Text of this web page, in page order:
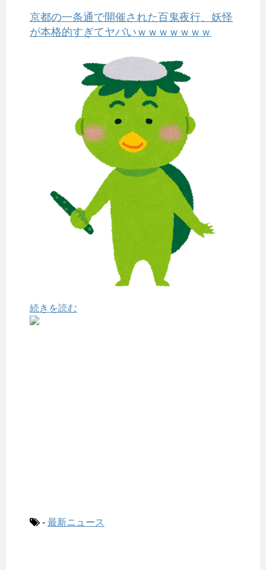
京都の一条通で開催された百鬼夜行、妖怪
が本格的すぎてヤバいｗｗｗｗｗｗｗ
続きを読む
- 最新ニュース